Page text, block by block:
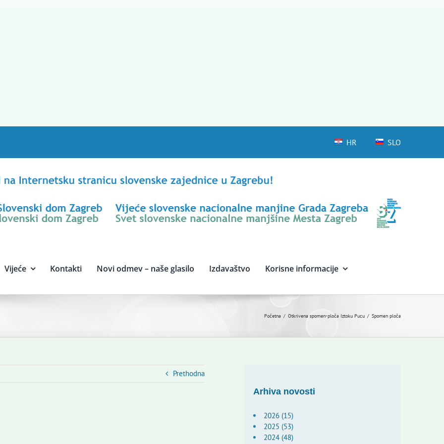
HR SLO
Vijeće Kontakti Novi odmev – naše glasilo Izdavaštvo Korisne informacije
Početna Otkrivena spomen-ploča Iztoku Pucu Spomen ploča
Prethodna
Arhiva novosti
2026 (15)
2025 (53)
2024 (48)